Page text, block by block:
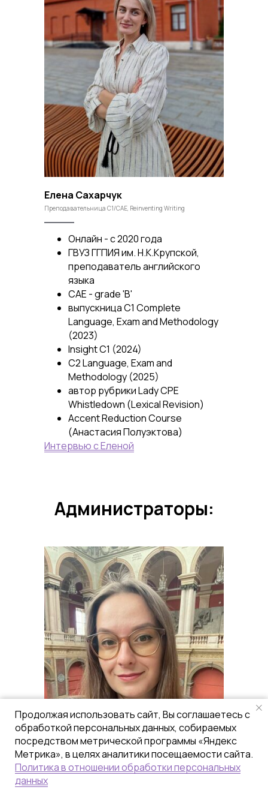
Елена Сахарчук
Преподавательница C1/CAE, Reinventing Writing
Онлайн - с 2020 года
ГВУЗ ГГПИЯ им. Н.К.Крупской,
преподаватель английского
языка
САЕ - grade 'B'
выпускница С1 Complete
Language, Exam and Methodology
(2023)
Insight C1 (2024)
C2 Language, Exam and
Methodology (2025)
автор рубрики Lady CPE
Whistledown (Lexical Revision)
Accent Reduction Course
(Анастасия Полуэктова)
Интервью с Еленой
Администраторы:
Продолжая использовать сайт, Вы соглашаетесь с
обработкой персональных данных, собираемых
посредством метрической программы «Яндекс
Метрика», в целях аналитики посещаемости сайта.
Политика в отношении обработки персональных
данных